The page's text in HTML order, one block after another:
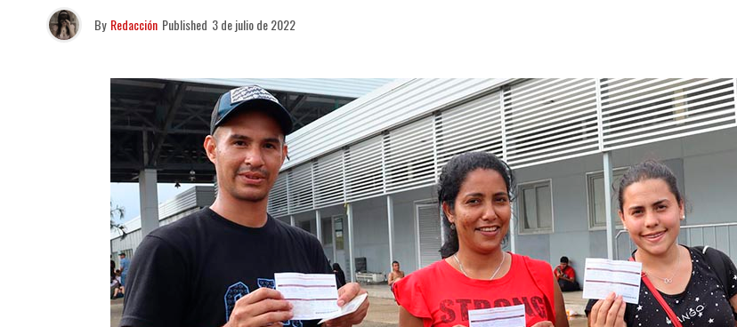
By Redacción Published 3 de julio de 2022